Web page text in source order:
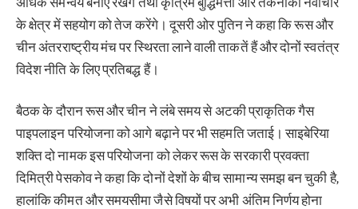
के क्षेत्र में सहयोग को तेज करेंगे। दूसरी ओर पुतिन ने कहा कि रूस और
चीन अंतरराष्ट्रीय मंच पर स्थिरता लाने वाली ताकतें हैं और दोनों स्वतंत्र
विदेश नीति के लिए प्रतिबद्ध हैं।
बैठक के दौरान रूस और चीन ने लंबे समय से अटकी प्राकृतिक गैस
पाइपलाइन परियोजना को आगे बढ़ाने पर भी सहमति जताई। साइबेरिया
शक्ति दो नामक इस परियोजना को लेकर रूस के सरकारी प्रवक्ता
दिमित्री पेसकोव ने कहा कि दोनों देशों के बीच सामान्य समझ बन चुकी है,
हालांकि कीमत और समयसीमा जैसे विषयों पर अभी अंतिम निर्णय होना